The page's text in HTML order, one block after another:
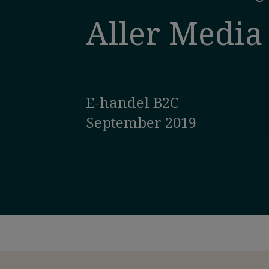
Aller Media
E-handel B2C
September 2019